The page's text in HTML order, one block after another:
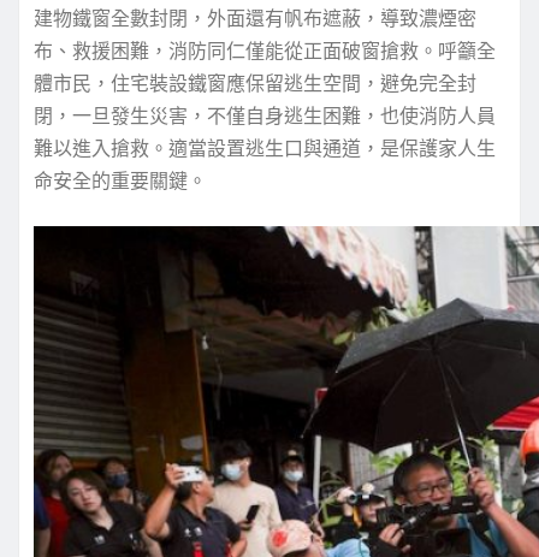
建物鐵窗全數封閉，外面還有帆布遮蔽，導致濃煙密
布、救援困難，消防同仁僅能從正面破窗搶救。呼籲全
體市民，住宅裝設鐵窗應保留逃生空間，避免完全封
閉，一旦發生災害，不僅自身逃生困難，也使消防人員
難以進入搶救。適當設置逃生口與通道，是保護家人生
命安全的重要關鍵。